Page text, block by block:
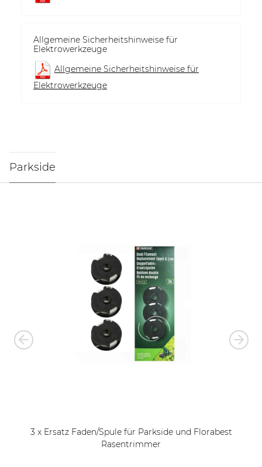
Allgemeine Sicherheitshinweise für
Elektrowerkzeuge
Allgemeine Sicherheitshinweise für
Elektrowerkzeuge
Parkside
3 x Ersatz Faden/Spule für Parkside und Florabest
Rasentrimmer